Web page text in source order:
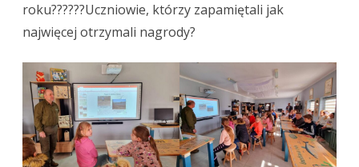
roku??????Uczniowie, którzy zapamiętali jak
najwięcej otrzymali nagrody?